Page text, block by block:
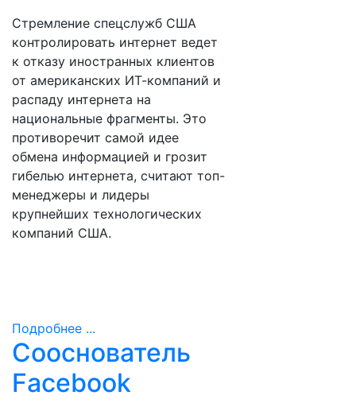
Стремление спецслужб США
контролировать интернет ведет
к отказу иностранных клиентов
от американских ИТ-компаний и
распаду интернета на
национальные фрагменты. Это
противоречит самой идее
обмена информацией и грозит
гибелью интернета, считают топ-
менеджеры и лидеры
крупнейших технологических
компаний США.
Подробнее ...
Сооснователь
Facebook